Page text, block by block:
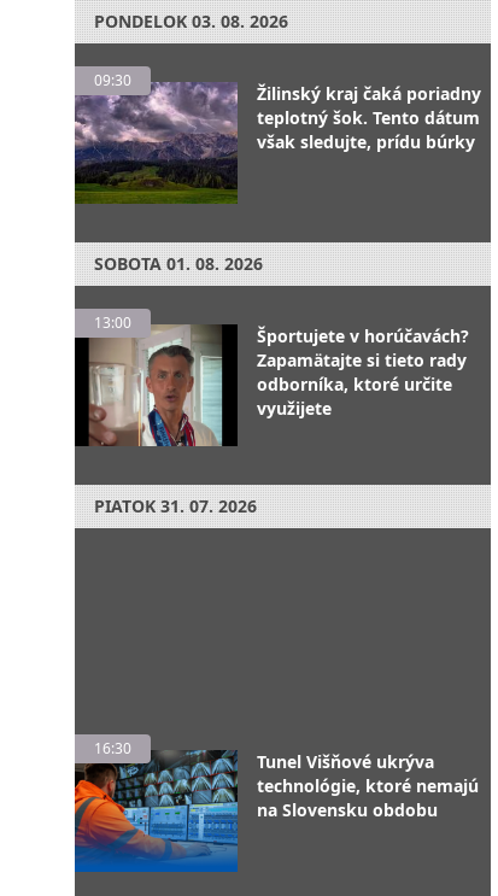
PONDELOK 03. 08. 2026
09:30
Žilinský kraj čaká poriadny
teplotný šok. Tento dátum
však sledujte, prídu búrky
SOBOTA 01. 08. 2026
13:00
Športujete v horúčavách?
Zapamätajte si tieto rady
odborníka, ktoré určite
využijete
PIATOK 31. 07. 2026
16:30
Tunel Višňové ukrýva
technológie, ktoré nemajú
na Slovensku obdobu